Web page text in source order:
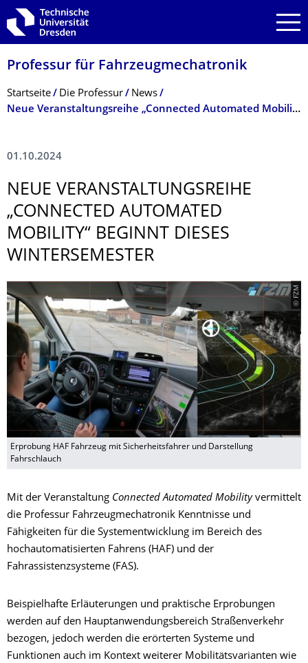
Zur Hauptnavigation springen
Zur Suche springen
Zum Inhalt springen
Professur für Fahrzeugmechatro­nik
Breadcrumb-Menü
Startseite Die Professur
News
Neue Veranstaltungsreihe „Connected Automated Mobility“ beginnt dieses Wintersemester
01.10.2024
NEUE VERANSTALTUNGS­REIHE
„CONNECTED AUTOMATED
MOBILITY“ BEGINNT DIESES
WINTERSEMESTER
© FZM
Erprobung HAF Fahrzeug mit Sicherheitsfahrer und Darstellung
Fahrschlauch
Mit der Veranstaltung Connected Automated Mobilityvermittelt
die Professur Fahrzeugmechatronik Kenntnisse und
Fähigkeiten für die Systementwicklung im Bereich des
hochautomatisierten Fahrens (HAF) und der
Fahrassistenzsysteme (FAS).
Beispielhafte Erläuterungen und praktische Erprobungen
werden auf den Hauptanwendungsbereich Straßenverkehr
bezogen, jedoch werden die erörterten Systeme und
Funktionen auch im Kontext weiterer Mobilitätsvarianten wie